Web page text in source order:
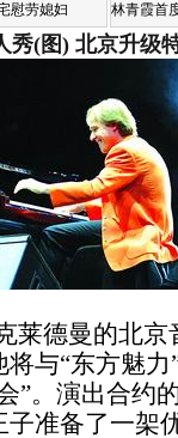
慰劳媳妇 林青霞首
秀(图) 北京升级
德曼的北京
与“东方魅
”。演出合约
子准备了一架